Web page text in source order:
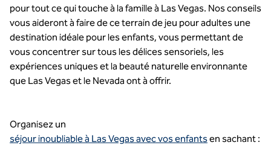
pour tout ce qui touche à la famille à Las Vegas. Nos conseils
vous aideront à faire de ce terrain de jeu pour adultes une
destination idéale pour les enfants, vous permettant de
vous concentrer sur tous les délices sensoriels, les
expériences uniques et la beauté naturelle environnante
que Las Vegas et le Nevada ont à offrir.
Organisez un
séjour inoubliable à Las Vegas avec vos enfantsen sachant :